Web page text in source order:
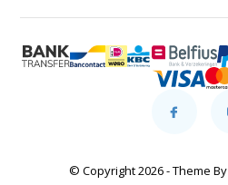
© Copyright 2026 - Theme By